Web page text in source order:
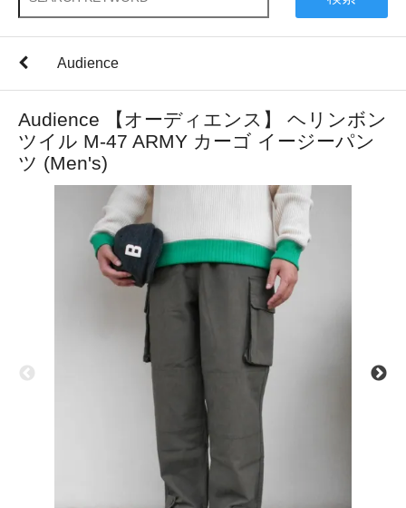
Audience
Audience 【オーディエンス】 ヘリンボン
ツイル M-47 ARMY カーゴ イージーパン
ツ (Men's)